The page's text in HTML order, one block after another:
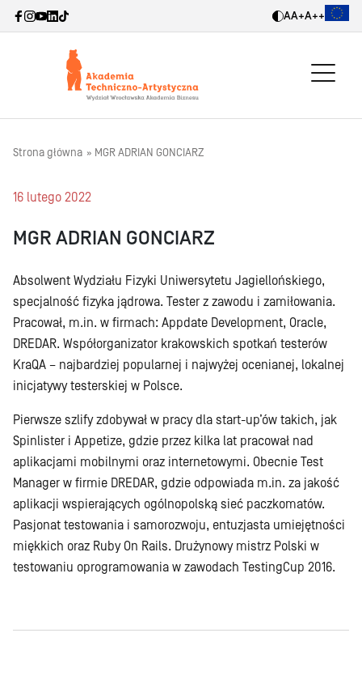
AA+A++
Strona główna MGR ADRIAN GONCIARZ
16 lutego 2022
MGR ADRIAN GONCIARZ
Absolwent Wydziału Fizyki Uniwersytetu Jagiellońskiego,
specjalność fizyka jądrowa. Tester z zawodu i zamiłowania.
Pracował, m.in. w firmach: Appdate Development, Oracle,
DREDAR. Współorganizator krakowskich spotkań testerów
KraQA – najbardziej popularnej i najwyżej ocenianej, lokalnej
inicjatywy testerskiej w Polsce.
Pierwsze szlify zdobywał w pracy dla start-up’ów takich, jak
Spinlister i Appetize, gdzie przez kilka lat pracował nad
aplikacjami mobilnymi oraz internetowymi. Obecnie Test
Manager w firmie DREDAR, gdzie odpowiada m.in. za jakość
aplikacji wspierających ogólnopolską sieć paczkomatów.
Pasjonat testowania i samorozwoju, entuzjasta umiejętności
miękkich oraz Ruby On Rails. Drużynowy mistrz Polski w
testowaniu oprogramowania w zawodach TestingCup 2016.